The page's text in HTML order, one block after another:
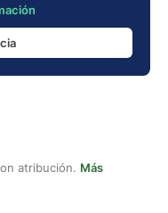
atribución. Más